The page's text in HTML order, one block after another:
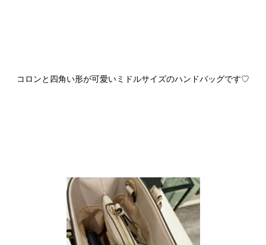
コロンと四角い形が可愛いミドルサイズのハンドバッグです♡